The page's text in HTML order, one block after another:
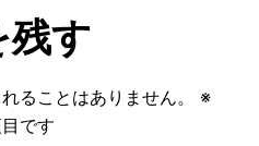
す
ることはありません。
※
です